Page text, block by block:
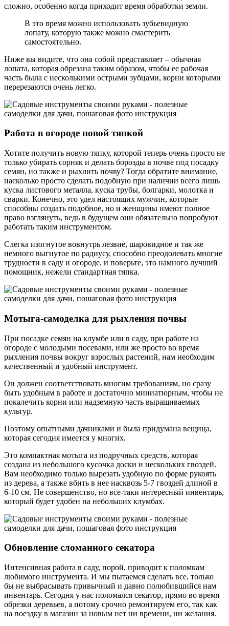
сложно, особенно когда приходит время обработки земли.
В это время можно использовать зубьевидную
лопату, которую также можно смастерить
самостоятельно.
Ниже вы видите, что она собой представляет – обычная
лопата, которая обрезана таким образом, чтобы ее рабочая
часть была с несколькими острыми зубцами, корни которыми
перерезаются очень легко.
Работа в огороде новой тяпкой
Хотите получить новую тяпку, которой теперь очень просто не
только убирать сорняк и делать борозды в почве под посадку
семян, но также и рыхлить почву? Тогда обратите внимание,
насколько просто сделать подобную при наличии всего лишь
куска листового металла, куска трубы, болгарки, молотка и
сварки. Конечно, это удел настоящих мужчин, которые
способны создать подобное, но и женщины имеют полное
право взглянуть, ведь в будущем они обязательно попробуют
работать таким инструментом.
Слегка изогнутое вовнутрь лезвие, шаровидное и так же
немного выгнутое по радиусу, способно преодолевать многие
трудности в саду и огороде, и поверьте, это намного лучший
помощник, нежели стандартная тяпка.
Мотыга-самоделка для рыхления почвы
При посадке семян на клумбе или в саду, при работе на
огороде с молодыми посевами, или же просто во время
рыхления почвы вокруг взрослых растений, нам необходим
качественный и удобный инструмент.
Он должен соответствовать многим требованиям, но сразу
быть удобным в работе и достаточно миниатюрным, чтобы не
покалечить корни или надземную часть выращиваемых
культур.
Поэтому опытными дачниками и была придумана вещица,
которая сегодня имеется у многих.
Это компактная мотыга из подручных средств, которая
создана из небольшого кусочка доски и нескольких гвоздей.
Вам необходимо только вырезать удобную по форме рукоять
из дерева, а также вбить в нее насквозь 5-7 гвоздей длиной в
6-10 см. Не совершенство, но все-таки интересный инвентарь,
который будет удобен на небольших клумбах.
Обновление сломанного секатора
Интенсивная работа в саду, порой, приводит к поломкам
любимого инструмента. И мы пытаемся сделать все, только
бы не выбрасывать привычный и давно полюбившийся нам
инвентарь. Сегодня у нас поломался секатор, прямо во время
обрезки деревьев, а потому срочно ремонтируем его, так как
на поездку в магазин за новым нет ни времени, ни желания.